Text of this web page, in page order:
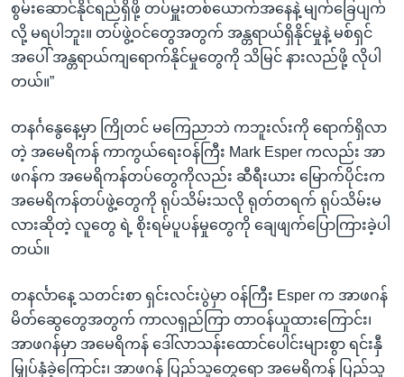
စွမ်းဆောင်နိုင်ရည်ရှိဖို့ တပ်မှူးတစ်ယောက်အနေနဲ့ မျက်ခြေပျက်
လို့ မရပါဘူး။ တပ်ဖွဲ့ဝင်တွေအတွက် အန္တရာယ်ရှိနိုင်မှုနဲ့ မစ်ရှင်
အပေါ် အန္တရာယ်ကျရောက်နိုင်မှုတွေကို သိမြင် နားလည်ဖို့ လိုပါ
တယ်။”
တနင်္ဂနွေနေ့မှာ ကြိုတင် မကြေညာဘဲ ကဘူးလ်းကို ရောက်ရှိလာ
တဲ့ အမေရိကန် ကာကွယ်ရေးဝန်ကြီး Mark Esper ကလည်း အာ
ဖဂန်က အမေရိကန်တပ်တွေကိုလည်း ဆီရီးယား မြောက်ပိုင်းက
အမေရိကန်တပ်ဖွဲ့တွေကို ရုပ်သိမ်းသလို ရုတ်တရက် ရုပ်သိမ်းမ
လားဆိုတဲ့ လူတွေ ရဲ့ စိုးရမ်ပူပန်မှုတွေကို ချေဖျက်ပြောကြားခဲ့ပါ
တယ်။
တနင်္လာနေ့ သတင်းစာ ရှင်းလင်းပွဲမှာ ဝန်ကြီး Esper က အာဖဂန်
မိတ်ဆွေတွေအတွက် ကာလရှည်ကြာ တာဝန်ယူထားကြောင်း၊
အာဖဂန်မှာ အမေရိကန် ဒေါ်လာသန်းထောင်ပေါင်းများစွာ ရင်းနှီ
မြှုပ်နှံခဲ့ကြောင်း၊ အာဖဂန် ပြည်သူတွေရော အမေရိကန် ပြည်သူ